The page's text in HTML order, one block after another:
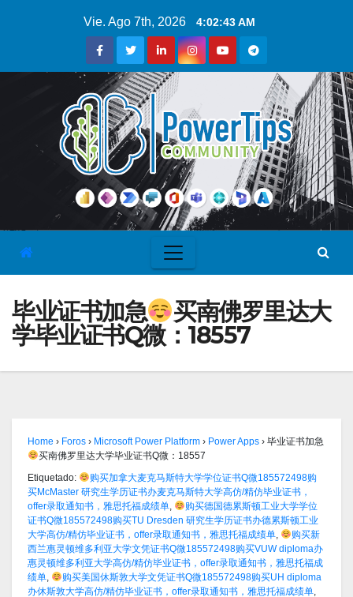
Vie. Ago 7th, 2026 4:02:44 AM
毕业证书加急
买南佛罗里达大
学毕业证书Q微：18557
Home › Foros › Microsoft Power Platform › Power Apps › 毕业证书加急
买南佛罗里达大学毕业证书Q微：18557
Etiquetado:
购买加拿大麦克马斯特大学学位证书Q微185572498购
买McMaster 研究生学历证书办麦克马斯特大学高仿/精仿毕业证书，
offer录取通知书，雅思托福成绩单,
购买德国德累斯顿工业大学学位
证书Q微185572498购买TU Dresden 研究生学历证书办德累斯顿工业
大学高仿/精仿毕业证书，offer录取通知书，雅思托福成绩单,
购买新
西兰惠灵顿维多利亚大学文凭证书Q微185572498购买VUW diploma办
惠灵顿维多利亚大学高仿/精仿毕业证书，offer录取通知书，雅思托福成
绩单,
购买美国休斯敦大学文凭证书Q微185572498购买UH diploma
办休斯敦大学高仿/精仿毕业证书，offer录取通知书，雅思托福成绩单,